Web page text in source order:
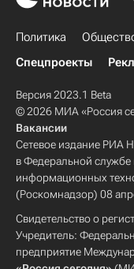
Политика
Спецпроекты
Версия 2023.1 Beta
© 2026 МИА «Россия
Вакансии
Сетевое издание РИА
в Федеральной службе
информационных
(Роскомнадзор) 08
Свидетельство о
Учредитель:
предприятие